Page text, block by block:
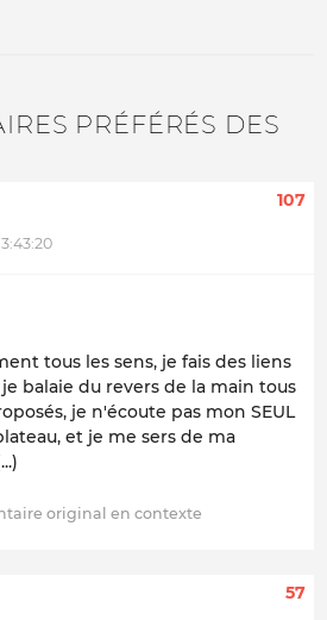
PRÉFÉRÉS DES
107
tous les sens, je fais des liens
balaie du revers de la main tous
je n'écoute pas mon SEUL
et je me sers de ma
57